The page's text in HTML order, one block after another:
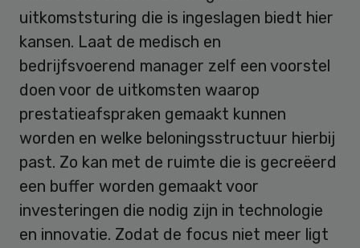
uitkomststuring die is ingeslagen biedt hier
kansen. Laat de medisch en
bedrijfsvoerend manager zelf een voorstel
doen voor de uitkomsten waarop
prestatieafspraken gemaakt kunnen
worden en welke beloningsstructuur hierbij
past. Zo kan met de ruimte die is gecreëerd
een buffer worden gemaakt voor
investeringen die nodig zijn in technologie
en innovatie. Zodat de focus niet meer ligt